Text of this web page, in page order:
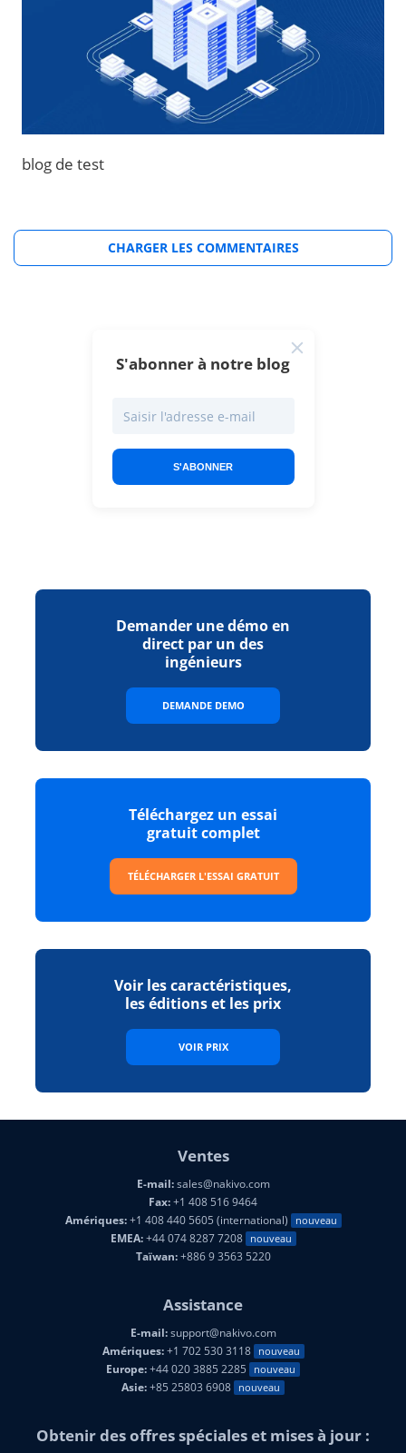
blog de test
CHARGER LES COMMENTAIRES
S'abonner à notre blog
S'ABONNER
Demander une démo en
direct par un des
ingénieurs
DEMANDE DEMO
Téléchargez un essai
gratuit complet
TÉLÉCHARGER L'ESSAI GRATUIT
Voir les caractéristiques,
les éditions et les prix
VOIR PRIX
Ventes
E-mail:sales@nakivo.com
Fax:+1 408 516 9464
Amériques:+1 408 440 5605 (international) nouveau
EMEA:+44 074 8287 7208 nouveau
Taïwan:+886 9 3563 5220
Assistance
E-mail:support@nakivo.com
Amériques:+1 702 530 3118 nouveau
Europe:+44 020 3885 2285 nouveau
Asie:+85 25803 6908 nouveau
Obtenir des offres spéciales et mises à jour :